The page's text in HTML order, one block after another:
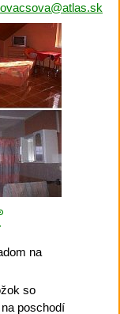
na
so
poschodí